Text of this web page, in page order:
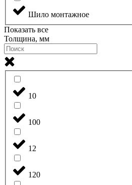
Шило монтажное
Показать все
Толщина, мм
10
100
12
120